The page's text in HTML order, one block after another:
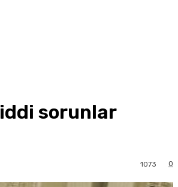
sorunlar
0
1073